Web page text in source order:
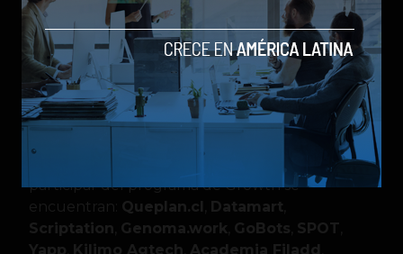
destacan. Las 90 empresas ganadoras podrán
obtener los siguientes beneficios: acceso a
redes corporativas, mentoras, inversionistas e
internacionales para el óptimo desarrollo de sus
negocios, así como softlanding en el país,
además del fondo libre de acciones.
Entre las otras startups seleccionadas para
participar del programa de Growth se
encuentran: Queplan.cl Datamart
Scriptation Genoma.work GoBots SPOT
Yapp Kilimo Agtech Academia Filadd